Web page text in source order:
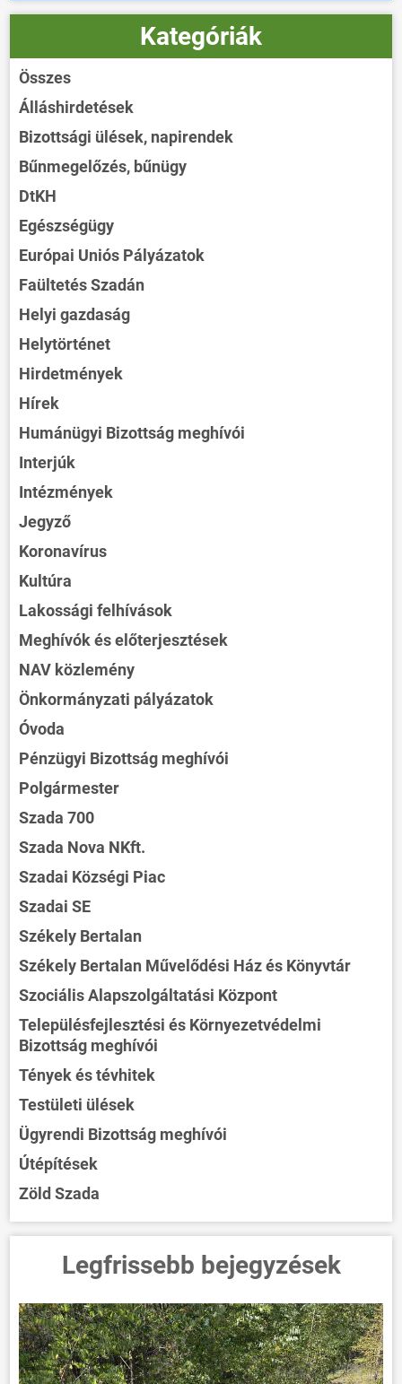
Kategóriák
Összes
Álláshirdetések
Bizottsági ülések, napirendek
Bűnmegelőzés, bűnügy
DtKH
Egészségügy
Európai Uniós Pályázatok
Faültetés Szadán
Helyi gazdaság
Helytörténet
Hirdetmények
Hírek
Humánügyi Bizottság meghívói
Interjúk
Intézmények
Jegyző
Koronavírus
Kultúra
Lakossági felhívások
Meghívók és előterjesztések
NAV közlemény
Önkormányzati pályázatok
Óvoda
Pénzügyi Bizottság meghívói
Polgármester
Szada 700
Szada Nova NKft.
Szadai Községi Piac
Szadai SE
Székely Bertalan
Székely Bertalan Művelődési Ház és Könyvtár
Szociális Alapszolgáltatási Központ
Településfejlesztési és Környezetvédelmi
Bizottság meghívói
Tények és tévhitek
Testületi ülések
Ügyrendi Bizottság meghívói
Útépítések
Zöld Szada
Legfrissebb bejegyzések